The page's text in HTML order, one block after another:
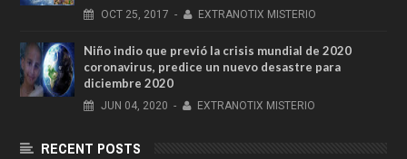
OCT 25, 2017 - EXTRANOTIX MISTERIO
Niño indio que previó la crisis mundial de 2020
coronavirus, predice un nuevo desastre para
diciembre 2020
JUN 04, 2020 - EXTRANOTIX MISTERIO
RECENT POSTS